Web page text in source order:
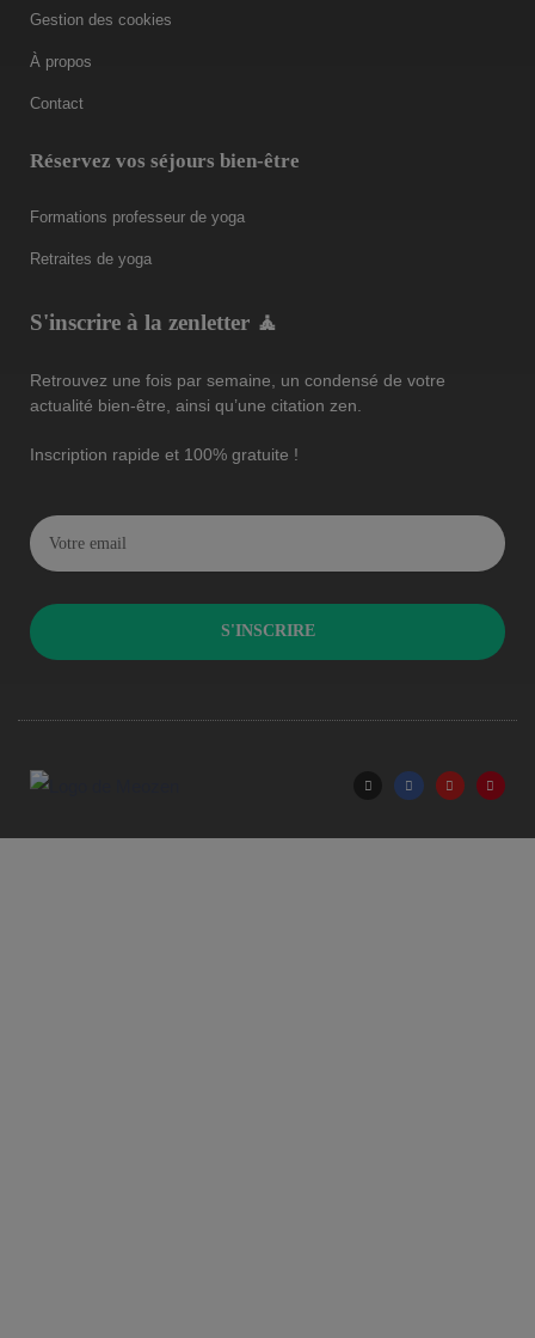
Gestion des cookies
À propos
Contact
Réservez vos séjours bien-être
Formations professeur de yoga
Retraites de yoga
S'inscrire à la zenletter 🧘
Retrouvez une fois par semaine, un condensé de votre
actualité bien-être, ainsi qu’une citation zen.
Inscription rapide et 100% gratuite !
S'INSCRIRE